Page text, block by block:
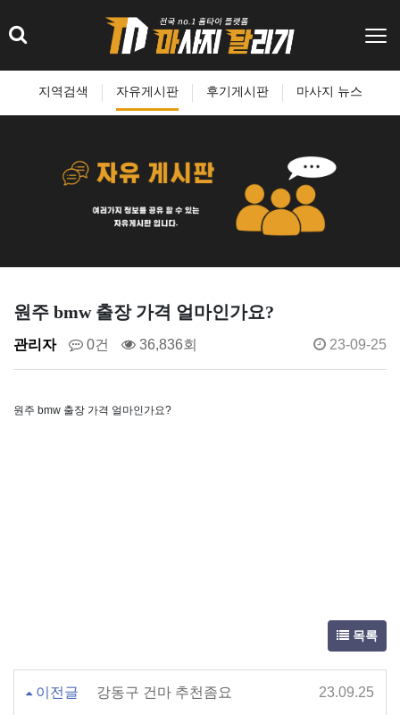
지역검색 자유게시판 후기게시판 마사지 뉴스
원주 bmw 출장 가격 얼마인가요?
관리자 0건 36,836회 23-09-25
원주 bmw 출장 가격 얼마인가요?
목록
이전글 강동구 건마 추천좀요 23.09.25